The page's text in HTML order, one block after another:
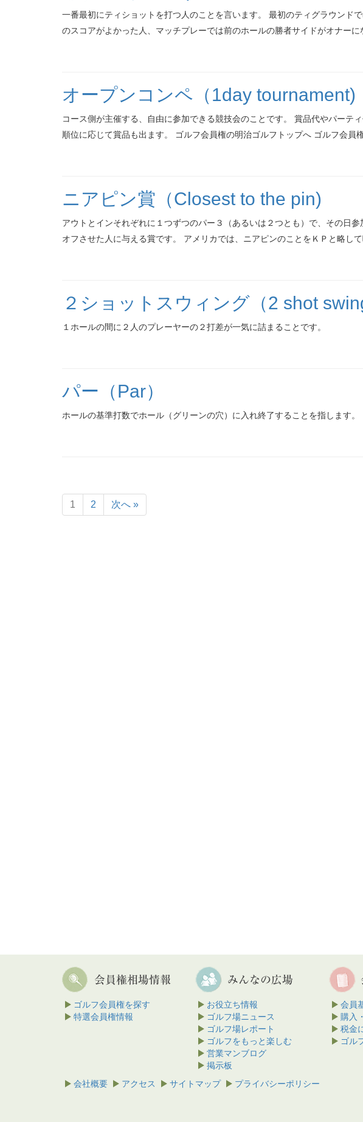
一番最初にティショットを打つ人のことを言います。 最初のティグラウンド
のスコアがよかった人、マッチプレーでは前のホールの勝者サイドがオナー
オープンコンペ（1day tournament)
コース側が主催する、自由に参加できる競技会のことです。 賞品代やパーテ
順位に応じて賞品も出ます。 ゴルフ会員権の明治ゴルフトップへ ゴルフ会員
ニアピン賞（Closest to the pin)
アウトとインそれぞれに１つずつのパー３（あるいは２つとも）で、その日
オフさせた人に与える賞です。 アメリカでは、ニアピンのことをＫＰと略し
２ショットスウィング（2 shot
１ホールの間に２人のプレーヤーの２打差が一気に詰まることです。
パー（Par）
ホールの基準打数でホール（グリーンの穴）に入れ終了することを指します。
1 2 次へ »
ゴルフ会員権を探す
特選会員権情報
お役立ち情報
ゴルフ場ニュース
ゴルフ場レポート
ゴルフをもっと楽しむ
営業マンブログ
掲示板
会員
購入
税金
ゴル
会社概要 アクセス サイトマップ プライバシーポリシー